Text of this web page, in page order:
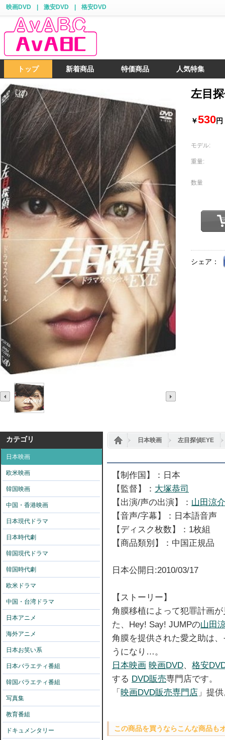
映画DVD 激安DVD 格安DVD
トップ 新着商品 特価商品 人気特集
左目
￥530円
モデル:
重量:
数量
シェア：
カテゴリ
日本映画
欧米映画
韓国映画
中国・香港映画
日本現代ドラマ
日本時代劇
韓国現代ドラマ
韓国時代劇
欧米ドラマ
中国・台湾ドラマ
日本アニメ
海外アニメ
日本お笑い系
日本バラエティ番組
韓国バラエティ番組
写真集
教育番組
ドキュメンタリー
日本映画 左目探偵EYE
【制作国】：日本
【監督】： 大塚恭司
【出演/声の出演】： 山田涼介
【音声/字幕】：日本語音声
【ディスク枚数】：1枚組
【商品類別】：中国正規品
日本公開日:2010/03/17
【ストーリー】
角膜移植によって犯罪計画
た、Hey! Say! JUMPの山田
角膜を提供された愛之助は
うになり…。
日本映画 映画DVD、 格安
する DVD販売専門店です。
「映画DVD販売専門店 」提
この商品を買うならこんな商品も